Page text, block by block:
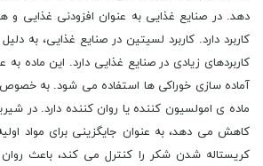
دهد. در صنایع غذایی به عنوان افزودنی غذایی
کاربرد دارد. کاربرد لسیتین در صنایع غذایی، به
کاربردهای زیادی در صنایع غذایی دارد. این ماده به
آماده سازی خوراکی ها استفاده می شود. به خصوص
ماده ی امولسیون کننده یا روان کننده دارد. در
کاهش می دهد، به عنوان جایگزینی برای مواد
کریستاله شدن شکر را کنترل می کند، باعث